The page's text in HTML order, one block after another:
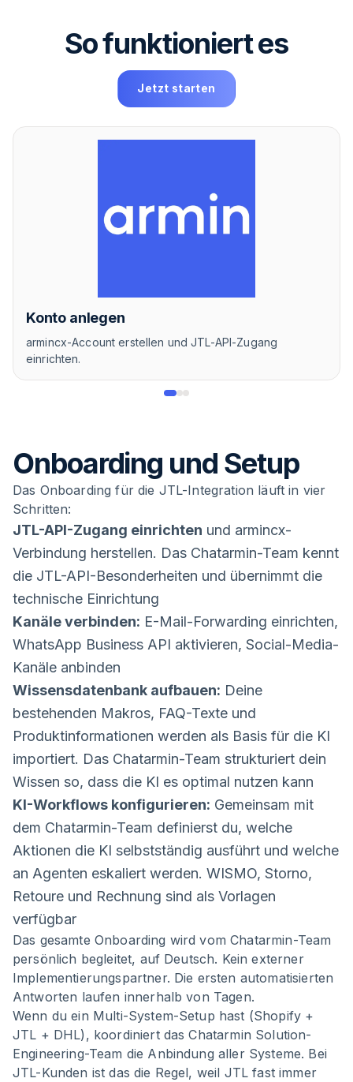
So funktioniert es
Jetzt starten
Konto anlegen
armincx-Account erstellen und JTL-API-Zugang
einrichten.
Onboarding und Setup
Das Onboarding für die JTL-Integration läuft in vier
Schritten:
JTL-API-Zugang einrichten und armincx-
Verbindung herstellen. Das Chatarmin-Team kennt
die JTL-API-Besonderheiten und übernimmt die
technische Einrichtung
Kanäle verbinden: E-Mail-Forwarding einrichten,
WhatsApp Business API aktivieren, Social-Media-
Kanäle anbinden
Wissensdatenbank aufbauen: Deine
bestehenden Makros, FAQ-Texte und
Produktinformationen werden als Basis für die KI
importiert. Das Chatarmin-Team strukturiert dein
Wissen so, dass die KI es optimal nutzen kann
KI-Workflows konfigurieren: Gemeinsam mit
dem Chatarmin-Team definierst du, welche
Aktionen die KI selbstständig ausführt und welche
an Agenten eskaliert werden. WISMO, Storno,
Retoure und Rechnung sind als Vorlagen
verfügbar
Das gesamte Onboarding wird vom Chatarmin-Team
persönlich begleitet, auf Deutsch. Kein externer
Implementierungspartner. Die ersten automatisierten
Antworten laufen innerhalb von Tagen.
Wenn du ein Multi-System-Setup hast (Shopify +
JTL + DHL), koordiniert das Chatarmin Solution-
Engineering-Team die Anbindung aller Systeme. Bei
JTL-Kunden ist das die Regel, weil JTL fast immer